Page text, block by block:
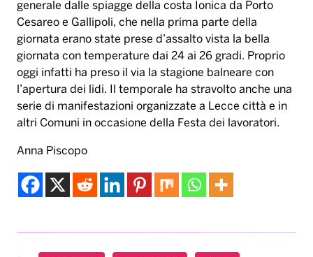
generale dalle spiagge della costa Ionica da Porto
Cesareo e Gallipoli, che nella prima parte della
giornata erano state prese d’assalto vista la bella
giornata con temperature dai 24 ai 26 gradi. Proprio
oggi infatti ha preso il via la stagione balneare con
l’apertura dei lidi. Il temporale ha stravolto anche una
serie di manifestazioni organizzate a Lecce città e in
altri Comuni in occasione della Festa dei lavoratori.
Anna Piscopo